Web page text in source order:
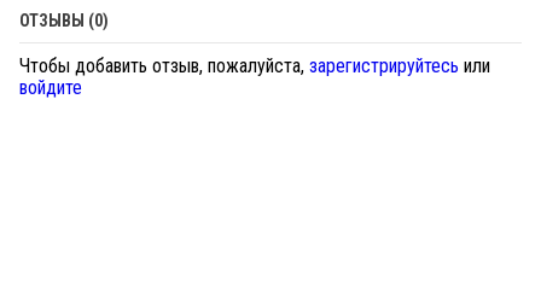
ОТЗЫВЫ (0)
Чтобы добавить отзыв, пожалуйста, зарегистрируйтесь или
войдите